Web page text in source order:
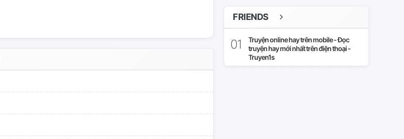
FRIENDS
Truyện online hay trên mobile - Đọc
truyện hay mới nhất trên điện thoại -
Truyen1s